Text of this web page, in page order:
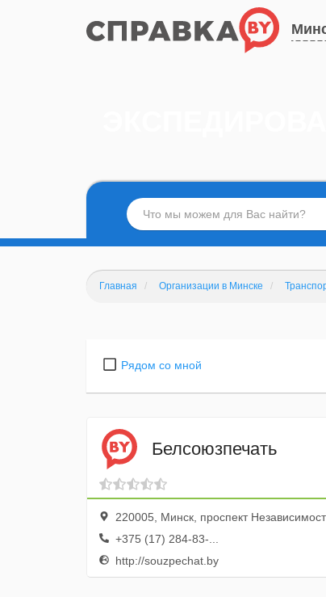
Главная Организации в Минске
Рядом со мной
Белсоюзпечать
220005, Минск, проспект
+375 (17) 284-83-...
http://souzpechat.by